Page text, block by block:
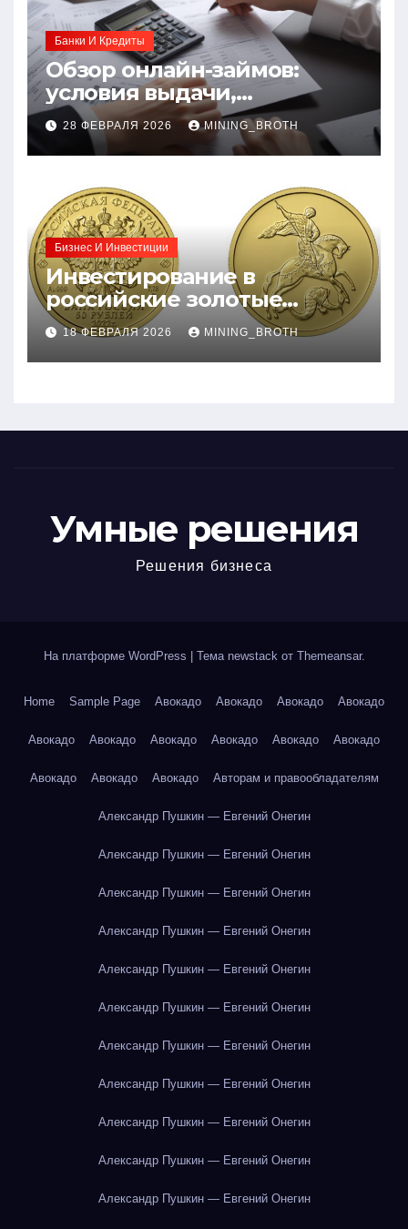
Банки И Кредиты
Обзор онлайн-займов:
условия выдачи,
процентные ставки и
требования к заемщикам
28 ФЕВРАЛЯ 2026 MINING_BROTH
Бизнес И Инвестиции
Инвестирование в
российские золотые
монеты: подробное
руководство
18 ФЕВРАЛЯ 2026 MINING_BROTH
Умные решения
Решения бизнеса
На платформе WordPress Тема newstack от Themeansar.
Home Sample Page Авокадо Авокадо Авокадо Авокадо
Авокадо Авокадо Авокадо Авокадо Авокадо Авокадо
Авокадо Авокадо Авокадо Авторам и правообладателям
Александр Пушкин — Евгений Онегин
Александр Пушкин — Евгений Онегин
Александр Пушкин — Евгений Онегин
Александр Пушкин — Евгений Онегин
Александр Пушкин — Евгений Онегин
Александр Пушкин — Евгений Онегин
Александр Пушкин — Евгений Онегин
Александр Пушкин — Евгений Онегин
Александр Пушкин — Евгений Онегин
Александр Пушкин — Евгений Онегин
Александр Пушкин — Евгений Онегин